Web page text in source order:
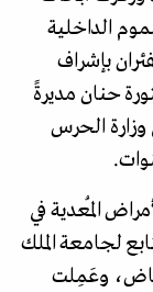
الداخلية
بإشراف
حنان مديرةً
الحرس
المُعدية في
لجامعة الملك
وعَمِلت